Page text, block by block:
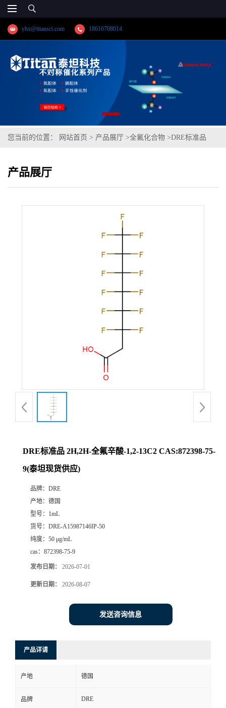
yhx@titansci.com 18616708014
您当前的位置： 网站首页 > 产品展厅 >全氟化合物 >DRE标准品
产品展厅
DRE标准品 2H,2H-全氟辛酸-1,2-13C2 CAS:872398-75-
9(泰坦现货供应)
品牌： DRE
产地： 德国
型号： 1mL
货号： DRE-A15987146IP-50
纯度： 50 μg/mL
cas： 872398-75-9
发布日期： 2026-07-01
更新日期： 2026-08-07
发送咨询信息
产品详请
产地 德国
品牌 DRE